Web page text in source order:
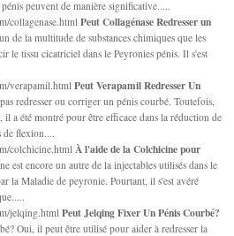
peuvent de manière significative.....
collagenase.htmlPeut Collagénase Redresser un
de la multitude de substances chimiques que les
le tissu cicatriciel dans le Peyronies pénis. Il s'est
verapamil.htmlPeut Verapamil Redresser Un
redresser ou corriger un pénis courbé. Toutefois,
il a été montré pour être efficace dans la réduction de
flexion....
colchicine.html À l'aide de la Colchicine pour
est encore un autre de la injectables utilisés dans le
la Maladie de peyronie. Pourtant, il s'est avéré
jelqing.htmlPeut Jelqing Fixer Un Pénis Courbé?
Oui, il peut être utilisé pour aider à redresser la